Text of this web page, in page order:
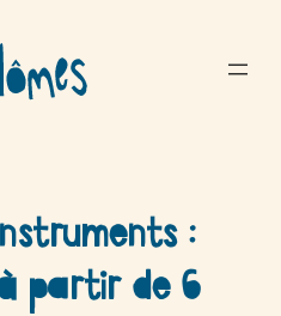
:
partir de 6